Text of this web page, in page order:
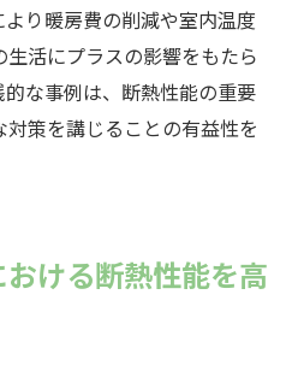
り暖房費の削減や室内温度
活にプラスの影響をもたら
な事例は、断熱性能の重要
策を講じることの有益性を
ける断熱性能を高